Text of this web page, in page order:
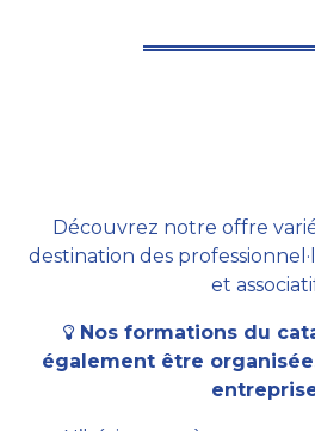
Découvrez notre offre
destination des
et
Nos formations du
également être